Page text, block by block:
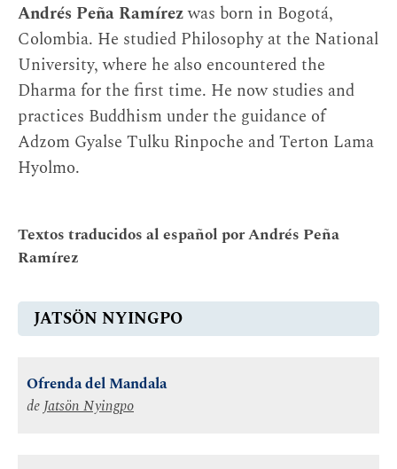
Andrés Peña Ramírezwas born in Bogotá,
Colombia. He studied Philosophy at the National
University, where he also encountered the
Dharma for the first time. He now studies and
practices Buddhism under the guidance of
Adzom Gyalse Tulku Rinpoche and Terton Lama
Hyolmo.
Textos traducidos al español por Andrés Peña
Ramírez
JATSÖN NYINGPO
Ofrenda del Mandala
de Jatsön Nyingpo